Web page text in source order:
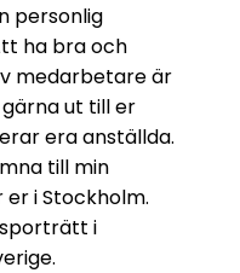
personlig
ha bra och
medarbetare är
ut till er
era anställda.
till min
i Stockholm.
i